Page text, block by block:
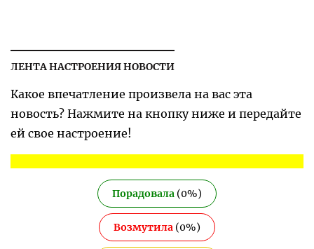
ЛЕНТА НАСТРОЕНИЯ НОВОСТИ
Какое впечатление произвела на вас эта
новость? Нажмите на кнопку ниже и передайте
ей свое настроение!
Порадовала (0%)
Возмутила (0%)